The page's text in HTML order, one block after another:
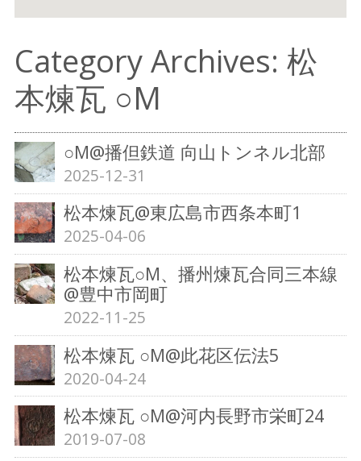
Category Archives: 松
本煉瓦 ○M
○M@播但鉄道 向山トンネル北部
2025-12-31
松本煉瓦@東広島市西条本町1
2025-04-06
松本煉瓦○M、播州煉瓦合同三本線
@豊中市岡町
2022-11-25
松本煉瓦 ○M@此花区伝法5
2020-04-24
松本煉瓦 ○M@河内長野市栄町24
2019-07-08